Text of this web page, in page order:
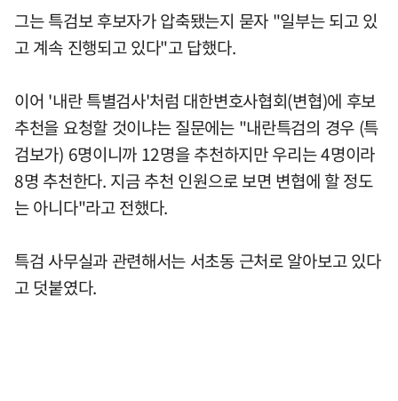
그는 특검보 후보자가 압축됐는지 묻자 "일부는 되고 있
고 계속 진행되고 있다"고 답했다.
이어 '내란 특별검사'처럼 대한변호사협회(변협)에 후보
추천을 요청할 것이냐는 질문에는 "내란특검의 경우 (특
검보가) 6명이니까 12명을 추천하지만 우리는 4명이라
8명 추천한다. 지금 추천 인원으로 보면 변협에 할 정도
는 아니다"라고 전했다.
특검 사무실과 관련해서는 서초동 근처로 알아보고 있다
고 덧붙였다.